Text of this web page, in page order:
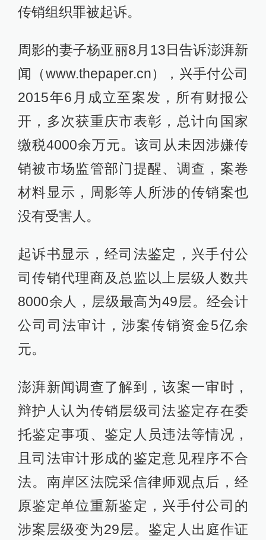
传销组织罪被起诉。
周影的妻子杨亚丽8月13日告诉澎湃新
闻（www.thepaper.cn），兴手付公司
2015年6月成立至案发，所有财报公
开，多次获重庆市表彰，总计向国家
缴税4000余万元。该司从未因涉嫌传
销被市场监管部门提醒、调查，案卷
材料显示，周影等人所涉的传销案也
没有受害人。
起诉书显示，经司法鉴定，兴手付公
司传销代理商及总监以上层级人数共
8000余人，层级最高为49层。经会计
公司司法审计，涉案传销资金5亿余
元。
澎湃新闻调查了解到，该案一审时，
辩护人认为传销层级司法鉴定存在委
托鉴定事项、鉴定人员违法等情况，
且司法审计形成的鉴定意见程序不合
法。南岸区法院采信律师观点后，经
原鉴定单位重新鉴定，兴手付公司的
涉案层级变为29层。鉴定人出庭作证